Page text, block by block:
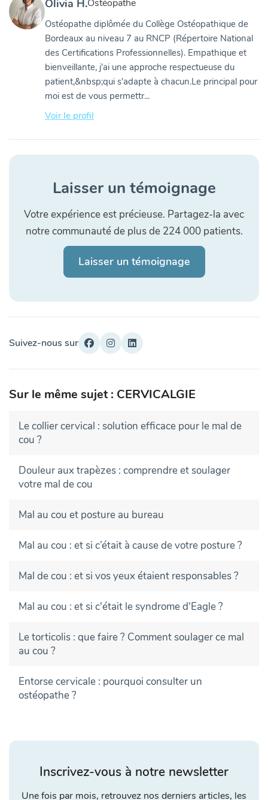
Olivia H.Ostéopathe
Ostéopathe diplômée du Collège Ostéopathique de
Bordeaux au niveau 7 au RNCP (Répertoire National
des Certifications Professionnelles). Empathique et
bienveillante, j'ai une approche respectueuse du
patient,&nbsp;qui s'adapte à chacun.Le principal pour
moi est de vous permettr...
Voir le profil
Laisser un témoignage
Votre expérience est précieuse. Partagez-la avec
notre communauté de plus de 224 000 patients.
Laisser un témoignage
Suivez-nous sur
Sur le même sujet : CERVICALGIE
Le collier cervical : solution efficace pour le mal de
cou ?
Douleur aux trapèzes : comprendre et soulager
votre mal de cou
Mal au cou et posture au bureau
Mal au cou : et si c’était à cause de votre posture ?
Mal de cou : et si vos yeux étaient responsables ?
Mal au cou : et si c'était le syndrome d'Eagle ?
Le torticolis : que faire ? Comment soulager ce mal
au cou ?
Entorse cervicale : pourquoi consulter un
ostéopathe ?
Inscrivez-vous à notre newsletter
Une fois par mois, retrouvez nos derniers articles, les